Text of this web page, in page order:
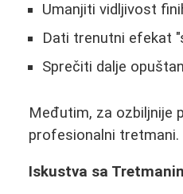
Umanjiti vidljivost
Dati trenutni efekat
Sprečiti dalje
Međutim, za ozbiljnije
profesionalni tretmani.
Iskustva sa